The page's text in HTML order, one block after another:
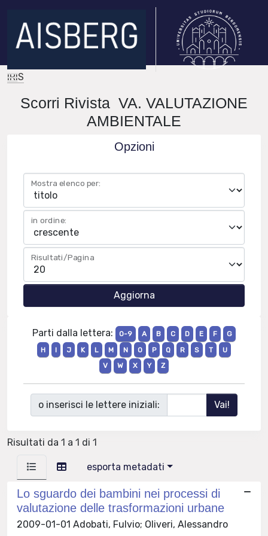
IRIS
Scorri Rivista VA. VALUTAZIONE
AMBIENTALE
Opzioni
Mostra elenco per:
in ordine:
Risultati/Pagina
Parti dalla lettera: 0-9 A B C D E F
G
H
I J K L M N O P Q R S T
U
V
W X Y Z
o inserisci le lettere iniziali:
Risultati da 1 a 1 di 1
esporta metadati
Lo sguardo dei bambini nei processi di
valutazione delle trasformazioni urbane
2009-01-01 Adobati, Fulvio; Oliveri, Alessandro